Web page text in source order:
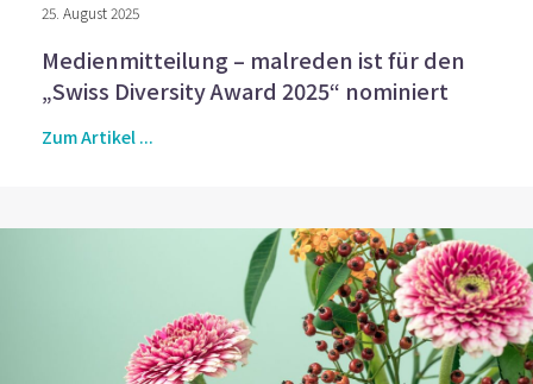
25. August 2025
Medienmitteilung – malreden ist für den
„Swiss Diversity Award 2025“ nominiert
Zum Artikel ...